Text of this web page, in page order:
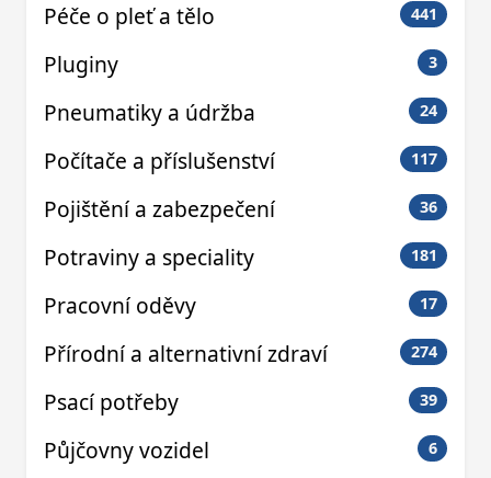
Péče o pleť a tělo 441
Pluginy 3
Pneumatiky a údržba 24
Počítače a příslušenství 117
Pojištění a zabezpečení 36
Potraviny a speciality 181
Pracovní oděvy 17
Přírodní a alternativní zdraví 274
Psací potřeby 39
Půjčovny vozidel 6